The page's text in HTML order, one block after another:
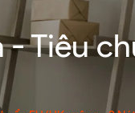
Tiêu